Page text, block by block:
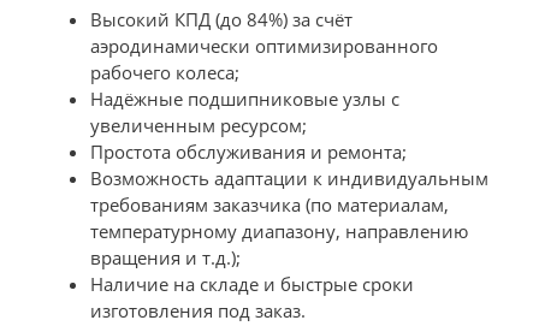
Высокий КПД (до 84%) за счёт
аэродинамически оптимизированного
рабочего колеса;
Надёжные подшипниковые узлы с
увеличенным ресурсом;
Простота обслуживания и ремонта;
Возможность адаптации к индивидуальным
требованиям заказчика (по материалам,
температурному диапазону, направлению
вращения и т.д.);
Наличие на складе и быстрые сроки
изготовления под заказ.